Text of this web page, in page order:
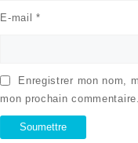
E-mail*
Enregistrer mon nom,
mon prochain commentaire.